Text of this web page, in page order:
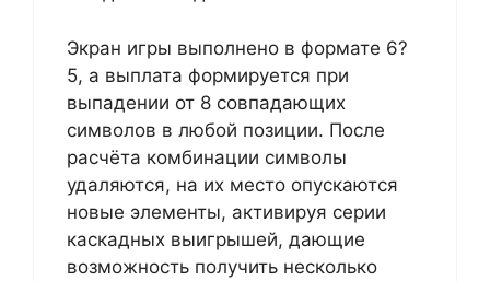
Экран игры выполнено в формате 6?
5, а выплата формируется при
выпадении от 8 совпадающих
символов в любой позиции. После
расчёта комбинации символы
удаляются, на их место опускаются
новые элементы, активируя серии
каскадных выигрышей, дающие
возможность получить несколько